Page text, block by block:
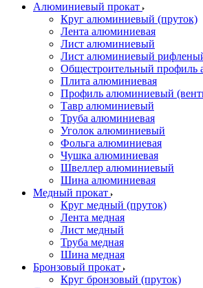
Алюминиевый прокат
Круг алюминиевый (пруток)
Лента алюминиевая
Лист алюминиевый
Лист алюминиевый
Общестроительный профиль
Плита алюминиевая
Профиль алюминиевый
Тавр алюминиевый
Труба алюминиевая
Уголок алюминиевый
Фольга алюминиевая
Чушка алюминиевая
Швеллер алюминиевый
Шина алюминиевая
Медный прокат
Круг медный (пруток)
Лента медная
Лист медный
Труба медная
Шина медная
Бронзовый прокат
Круг бронзовый (пруток)